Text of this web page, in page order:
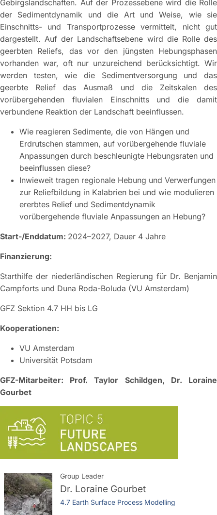
Gebirgslandschaften. Auf der Prozessebene wird die Rolle
der Sedimentdynamik und die Art und Weise, wie sie
Einschnitts- und Transportprozesse vermittelt, nicht gut
dargestellt. Auf der Landschaftsebene wird die Rolle des
geerbten Reliefs, das vor den jüngsten Hebungsphasen
vorhanden war, oft nur unzureichend berücksichtigt. Wir
werden testen, wie die Sedimentversorgung und das
geerbte Relief das Ausmaß und die Zeitskalen des
vorübergehenden fluvialen Einschnitts und die damit
verbundene Reaktion der Landschaft beeinflussen.
Wie reagieren Sedimente, die von Hängen und
Erdrutschen stammen, auf vorübergehende fluviale
Anpassungen durch beschleunigte Hebungsraten und
beeinflussen diese?
Inwieweit tragen regionale Hebung und Verwerfungen
zur Reliefbildung in Kalabrien bei und wie modulieren
ererbtes Relief und Sedimentdynamik
vorübergehende fluviale Anpassungen an Hebung?
Start-/Enddatum: 2024–2027, Dauer 4 Jahre
Finanzierung:
Starthilfe der niederländischen Regierung für Dr. Benjamin
Campforts und Duna Roda-Boluda (VU Amsterdam)
GFZ Sektion 4.7 HH bis LG
Kooperationen:
VU Amsterdam
Universität Potsdam
GFZ-Mitarbeiter:
Prof. Taylor Schildgen, Dr. Loraine
Gourbet
Group Leader
Dr. Loraine Gourbet
4.7 Earth Surface Process Modelling